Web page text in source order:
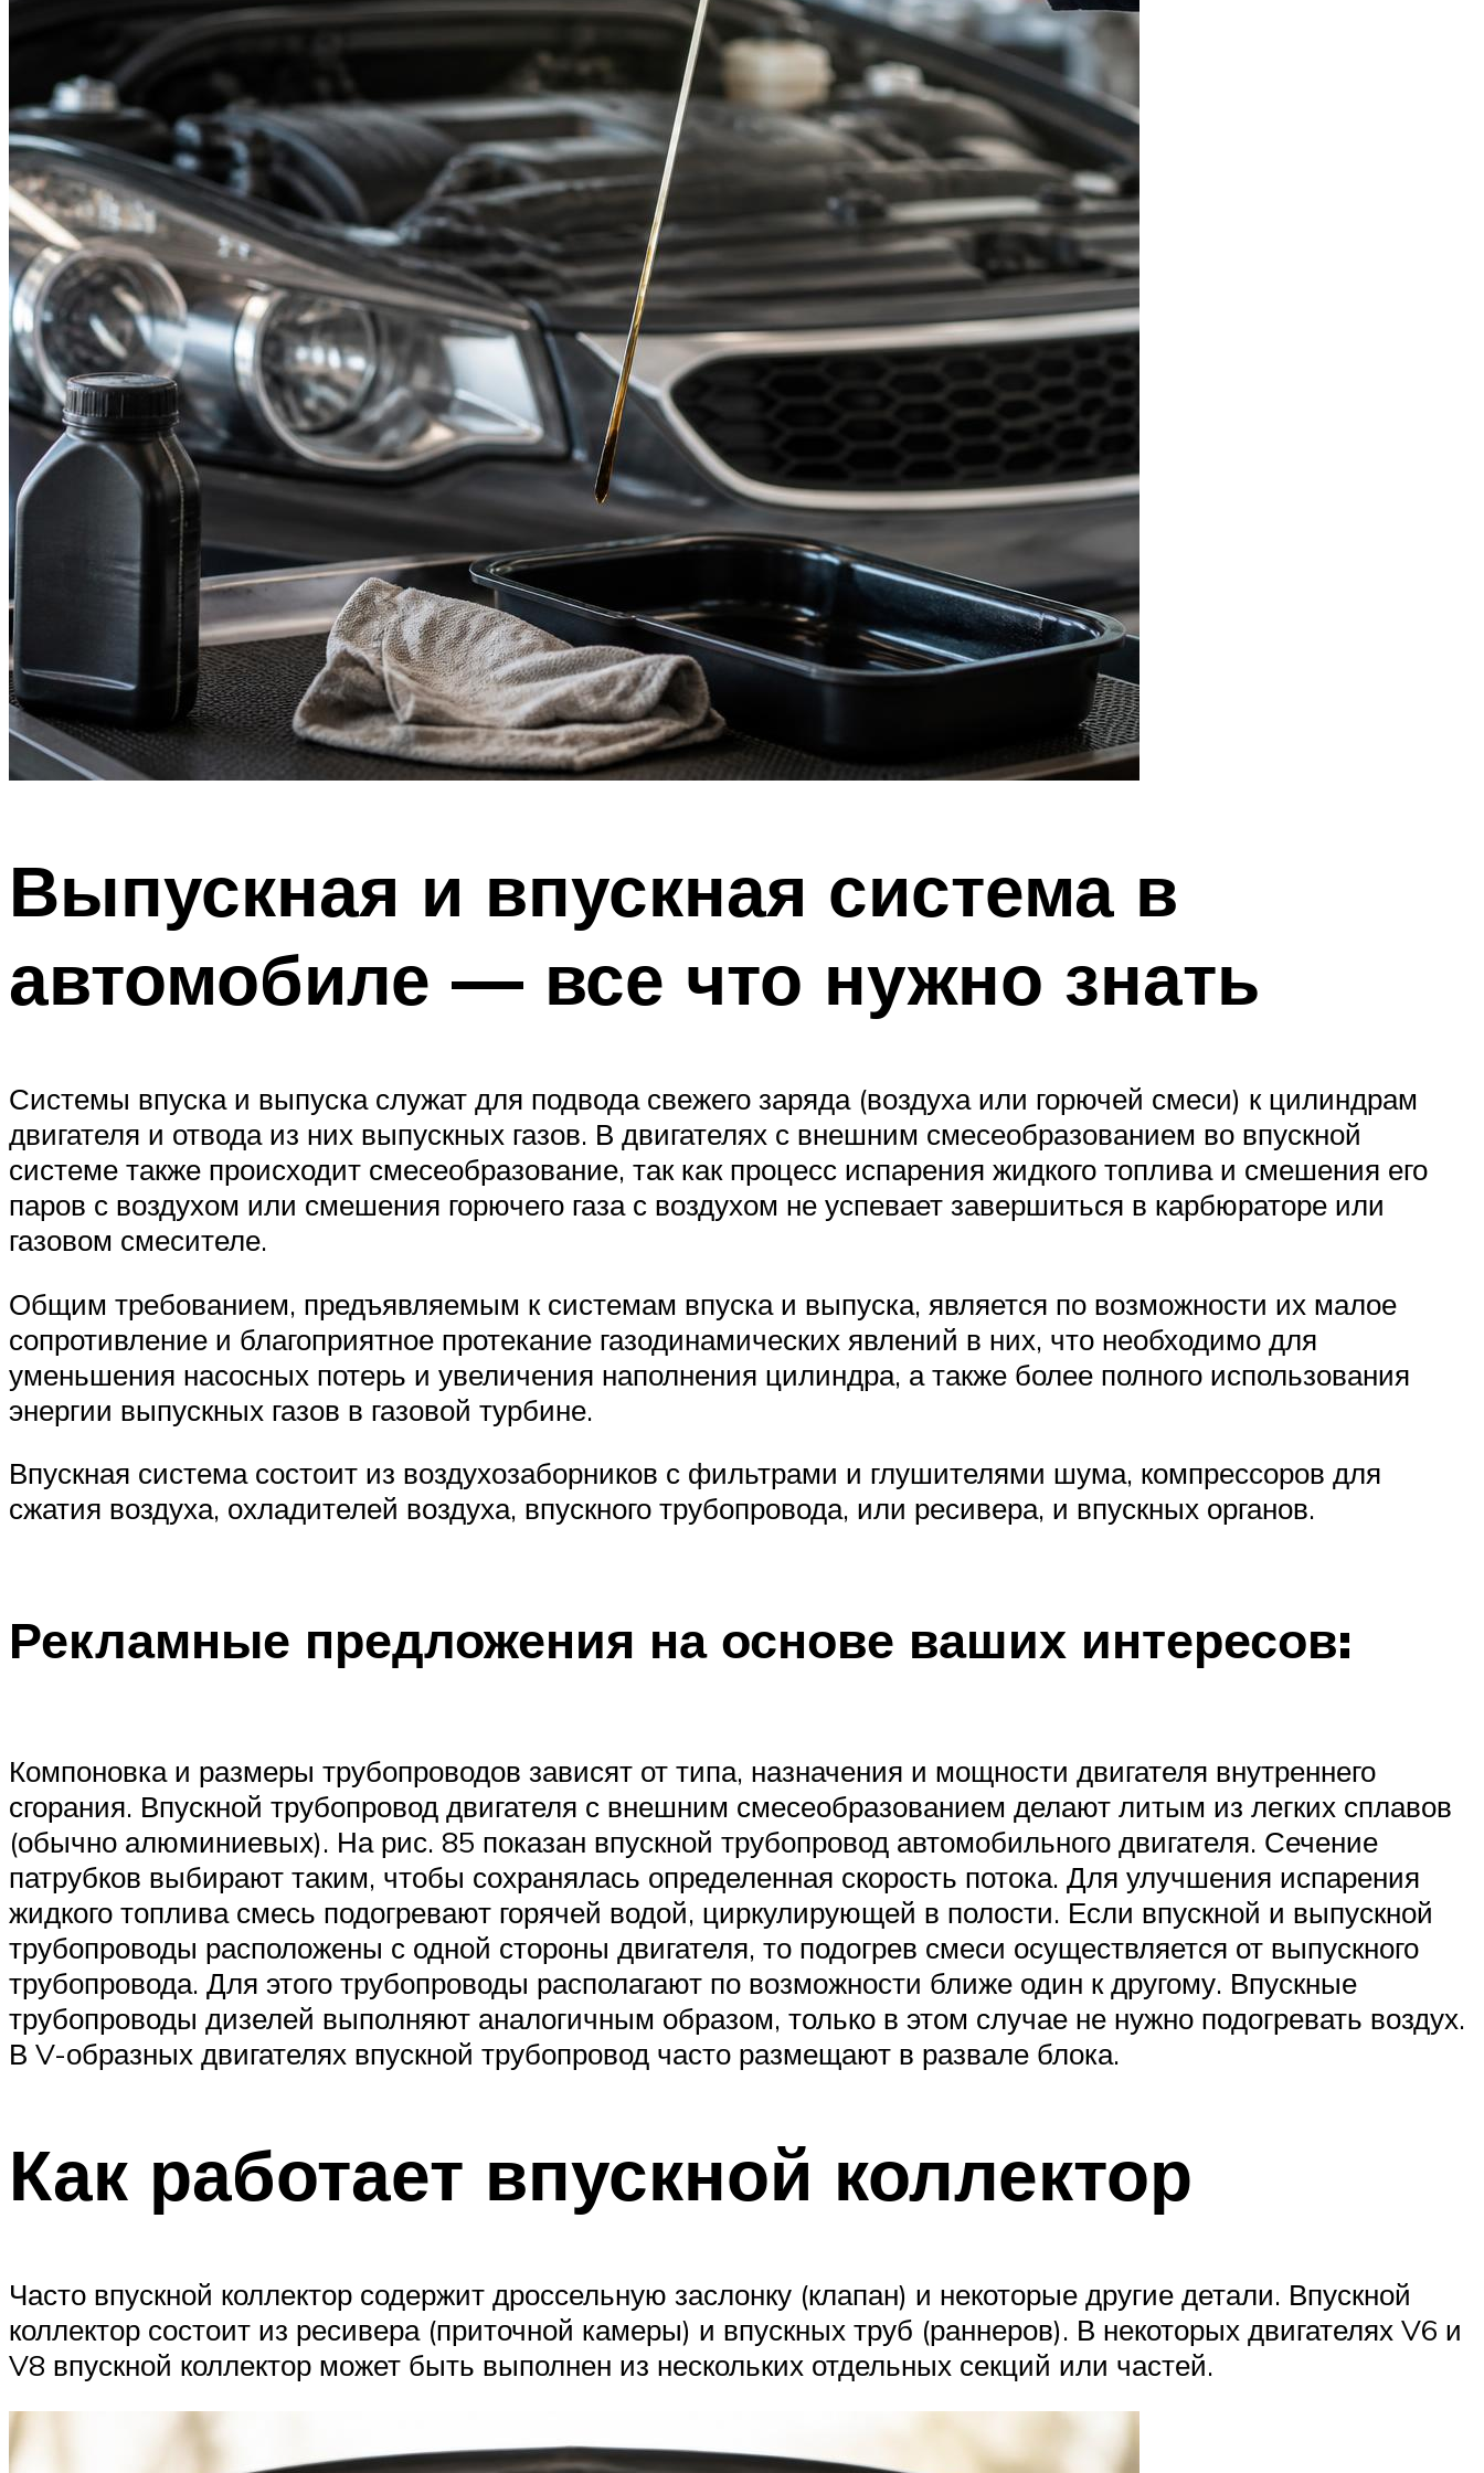
Меню
Выпускная и впускная система в
автомобиле — все что нужно знать
Системы впуска и выпуска служат для подвода свежего заряда (воздуха или горючей смеси) к цилиндрам
двигателя и отвода из них выпускных газов. В двигателях с внешним смесеобразованием во впускной
системе также происходит смесеобразование, так как процесс испарения жидкого топлива и смешения его
паров с воздухом или смешения горючего газа с воздухом не успевает завершиться в карбюраторе или
газовом смесителе.
Общим требованием, предъявляемым к системам впуска и выпуска, является по возможности их малое
сопротивление и благоприятное протекание газодинамических явлений в них, что необходимо для
уменьшения насосных потерь и увеличения наполнения цилиндра, а также более полного использования
энергии выпускных газов в газовой турбине.
Впускная система состоит из воздухозаборников с фильтрами и глушителями шума, компрессоров для
сжатия воздуха, охладителей воздуха, впускного трубопровода, или ресивера, и впускных органов.
Рекламные предложения на основе ваших интересов:
Компоновка и размеры трубопроводов зависят от типа, назначения и мощности двигателя внутреннего
сгорания. Впускной трубопровод двигателя с внешним смесеобразованием делают литым из легких сплавов
(обычно алюминиевых). На рис. 85 показан впускной трубопровод автомобильного двигателя. Сечение
патрубков выбирают таким, чтобы сохранялась определенная скорость потока. Для улучшения испарения
жидкого топлива смесь подогревают горячей водой, циркулирующей в полости. Если впускной и выпускной
трубопроводы расположены с одной стороны двигателя, то подогрев смеси осуществляется от выпускного
трубопровода. Для этого трубопроводы располагают по возможности ближе один к другому. Впускные
трубопроводы дизелей выполняют аналогичным образом, только в этом случае не нужно подогревать воздух.
В V-образных двигателях впускной трубопровод часто размещают в развале блока.
Как работает впускной коллектор
Часто впускной коллектор содержит дроссельную заслонку (клапан) и некоторые другие детали. Впускной
коллектор состоит из ресивера (приточной камеры) и впускных труб (раннеров). В некоторых двигателях V6 и
V8 впускной коллектор может быть выполнен из нескольких отдельных секций или частей.